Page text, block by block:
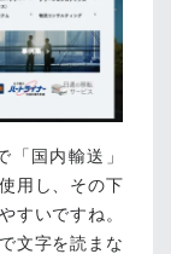
国内輸送」
用し、その下
すいですね。
文字を読まな